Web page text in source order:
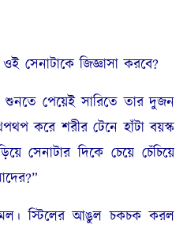
সেনাটাকে জিজ্ঞাসা করবে?
শুনতে পেয়েই সারিতে তার দুজন
করে শরীর টেনে হাঁটা বয়স্ক
সেনাটার দিকে চেয়ে চেঁচিয়ে
স্টিলের আঙুল চকচক করল